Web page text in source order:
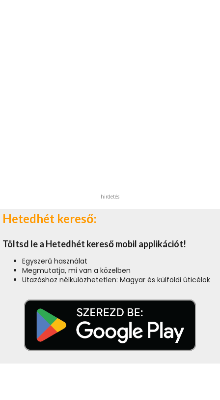
hirdetés
Hetedhét kereső:
Töltsd le a Hetedhét kereső mobil applikációt!
Egyszerű használat
Megmutatja, mi van a közelben
Utazáshoz nélkülözhetetlen: Magyar és külföldi úticélok